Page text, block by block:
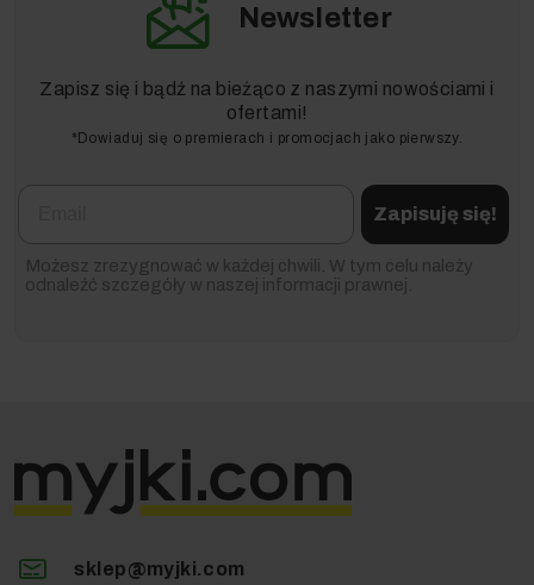
Newsletter
Zapisz się i bądź na bieżąco z naszymi nowościami i
ofertami!
*Dowiaduj się o premierach i promocjach jako pierwszy.
Zapisuję się!
Możesz zrezygnować w każdej chwili. W tym celu należy
odnaleźć szczegóły w naszej informacji prawnej.
sklep@myjki.com